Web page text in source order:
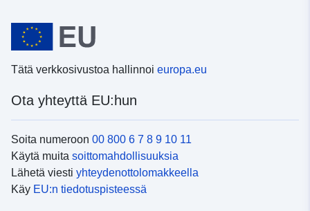
Tätä verkkosivustoa hallinnoi europa.eu
Ota yhteyttä EU:hun
Soita numeroon 00 800 6 7 8 9 10 11
Käytä muita soittomahdollisuuksia
Lähetä viesti yhteydenottolomakkeella
Käy EU:n tiedotuspisteessä